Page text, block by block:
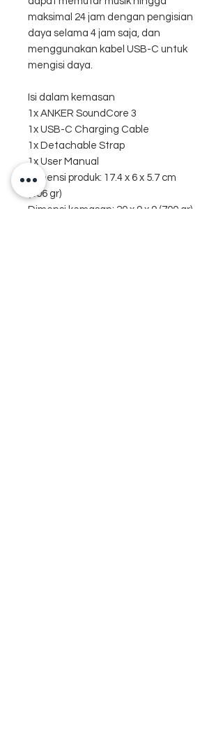
maksimal 24 jam dengan pengisian
daya selama 4 jam saja, dan
menggunakan kabel USB-C untuk
mengisi daya.
Isi dalam kemasan
1x ANKER SoundCore 3
1x USB-C Charging Cable
1x Detachable Strap
1x User Manual
Dimensi produk: 17.4 x 6 x 5.7 cm
(506 gr)
Dimensi kemasan: 20 x 9 x 9 (700 gr)